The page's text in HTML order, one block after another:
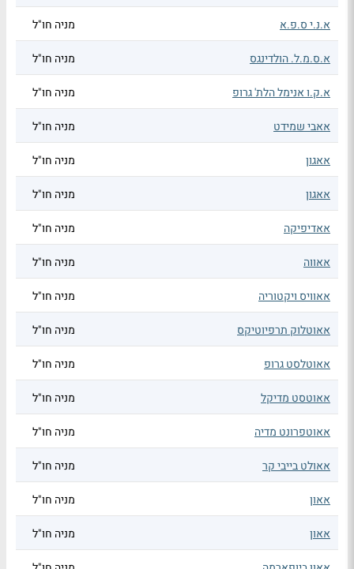
א.נ.י ס.פ.א מניה חו"ל
א.ס.מ.ל. הולדינגס מניה חו"ל
א.ק.ו אנימל הלת' גרופ מניה חו"ל
אאבי שמידט מניה חו"ל
אאגון מניה חו"ל
אאגון מניה חו"ל
אאדיפיקה מניה חו"ל
אאווה מניה חו"ל
אאוויס ויקטוריה מניה חו"ל
אאוטלוק תרפיוטיקס מניה חו"ל
אאוטלסט גרופ מניה חו"ל
אאוטסט מדיקל מניה חו"ל
אאוטפרונט מדיה מניה חו"ל
אאולט בייבי קר מניה חו"ל
אאון מניה חו"ל
אאון מניה חו"ל